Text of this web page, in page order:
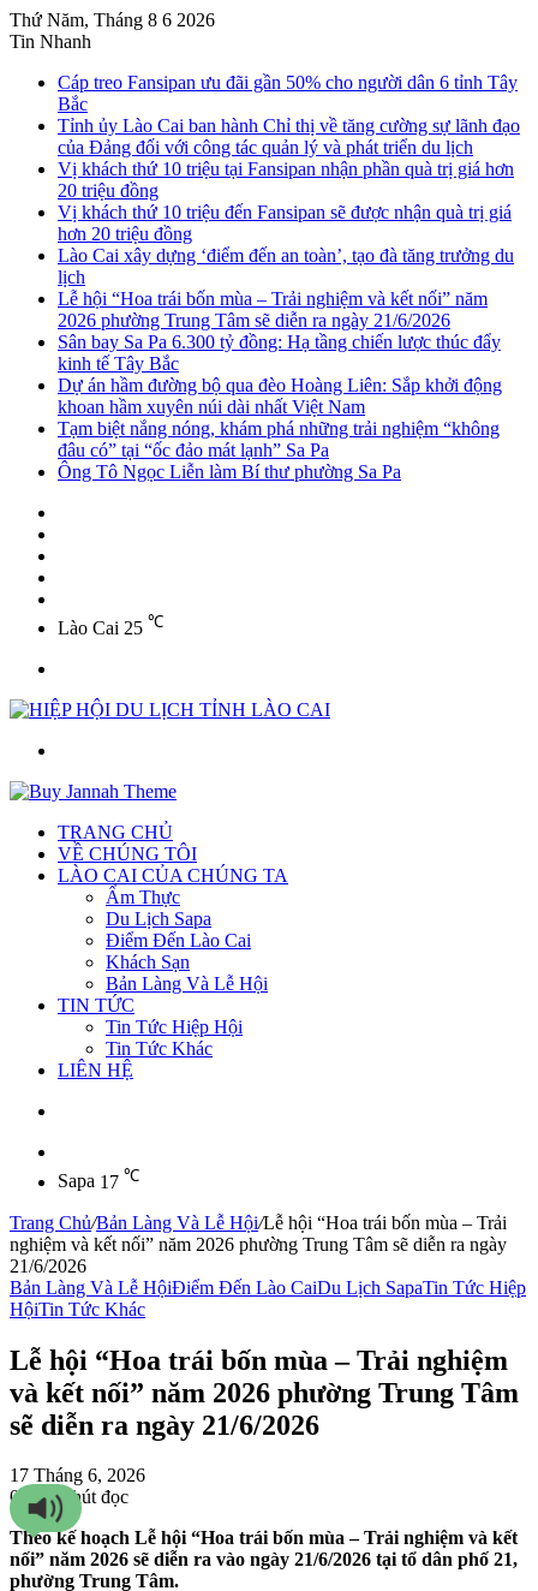
Thứ Năm, Tháng 8 6 2026
Tin Nhanh
Cáp treo Fansipan ưu đãi gần 50% cho người dân 6 tỉnh Tây
Bắc
Tỉnh ủy Lào Cai ban hành Chỉ thị về tăng cường sự lãnh đạo
của Đảng đối với công tác quản lý và phát triển du lịch
Vị khách thứ 10 triệu tại Fansipan nhận phần quà trị giá hơn
20 triệu đồng
Vị khách thứ 10 triệu đến Fansipan sẽ được nhận quà trị giá
hơn 20 triệu đồng
Lào Cai xây dựng ‘điểm đến an toàn’, tạo đà tăng trưởng du
lịch
Lễ hội “Hoa trái bốn mùa – Trải nghiệm và kết nối” năm
2026 phường Trung Tâm sẽ diễn ra ngày 21/6/2026
Sân bay Sa Pa 6.300 tỷ đồng: Hạ tầng chiến lược thúc đẩy
kinh tế Tây Bắc
Dự án hầm đường bộ qua đèo Hoàng Liên: Sắp khởi động
khoan hầm xuyên núi dài nhất Việt Nam
Tạm biệt nắng nóng, khám phá những trải nghiệm “không
đâu có” tại “ốc đảo mát lạnh” Sa Pa
Ông Tô Ngọc Liễn làm Bí thư phường Sa Pa
Lào Cai 25 ℃
TRANG CHỦ
VỀ CHÚNG TÔI
LÀO CAI CỦA CHÚNG TA
Ẩm Thực
Du Lịch Sapa
Điểm Đến Lào Cai
Khách Sạn
Bản Làng Và Lễ Hội
TIN TỨC
Tin Tức Hiệp Hội
Tin Tức Khác
LIÊN HỆ
Sapa 17 ℃
Trang Chủ/Bản Làng Và Lễ Hội/Lễ hội “Hoa trái bốn mùa – Trải
nghiệm và kết nối” năm 2026 phường Trung Tâm sẽ diễn ra ngày
21/6/2026
Bản Làng Và Lễ HộiĐiểm Đến Lào CaiDu Lịch SapaTin Tức Hiệp
HộiTin Tức Khác
Lễ hội “Hoa trái bốn mùa – Trải nghiệm
và kết nối” năm 2026 phường Trung Tâm
sẽ diễn ra ngày 21/6/2026
17 Tháng 6, 2026
0 812 phút đọc
Theo kế hoạch Lễ hội “Hoa trái bốn mùa – Trải nghiệm và kết
nối” năm 2026 sẽ diễn ra vào ngày 21/6/2026 tại tổ dân phố 21,
phường Trung Tâm.